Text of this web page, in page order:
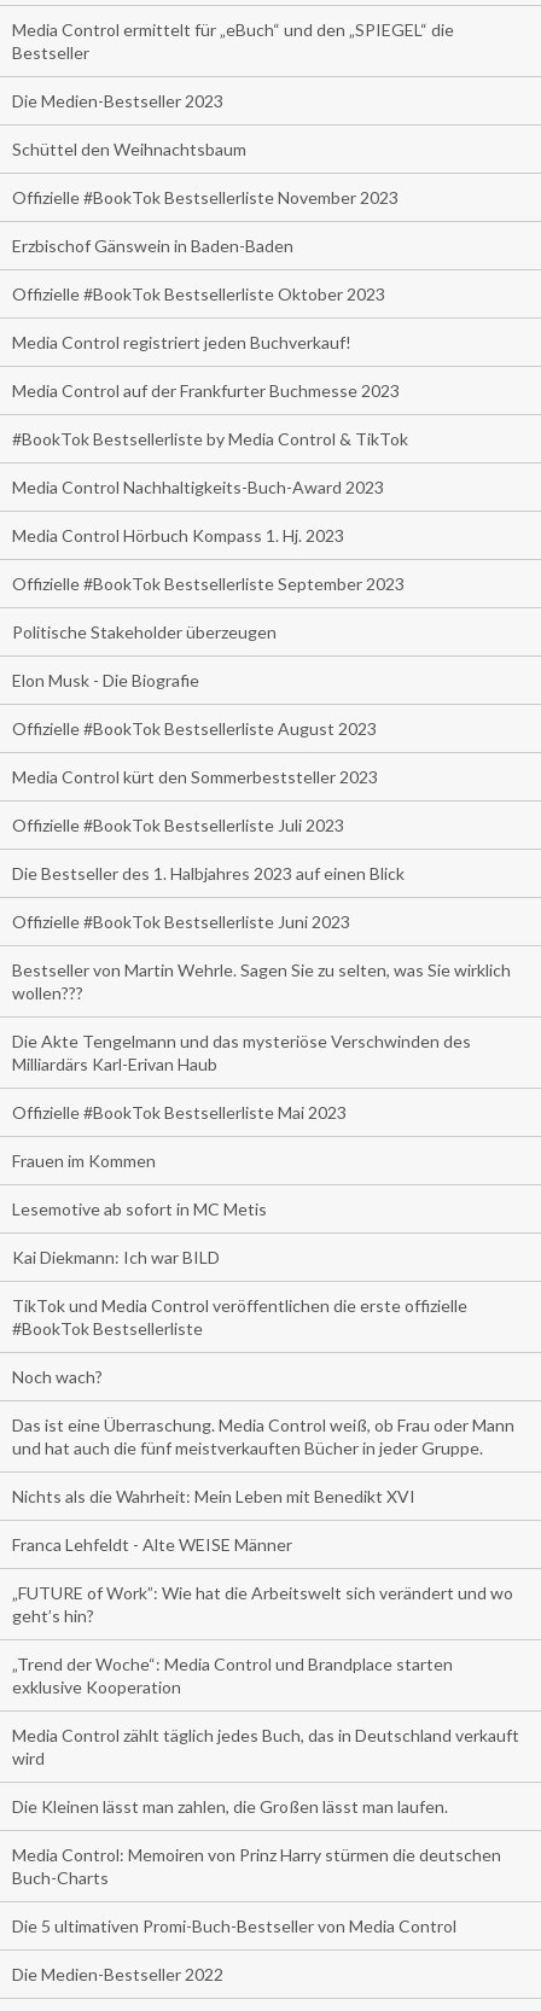
Media Control ermittelt für „eBuch“ und den „SPIEGEL“ die
Bestseller
Die Medien-Bestseller 2023
Schüttel den Weihnachtsbaum
Offizielle #BookTok Bestsellerliste November 2023
Erzbischof Gänswein in Baden-Baden
Offizielle #BookTok Bestsellerliste Oktober 2023
Media Control registriert jeden Buchverkauf!
Media Control auf der Frankfurter Buchmesse 2023
#BookTok Bestsellerliste by Media Control & TikTok
Media Control Nachhaltigkeits-Buch-Award 2023
Media Control Hörbuch Kompass 1. Hj. 2023
Offizielle #BookTok Bestsellerliste September 2023
Politische Stakeholder überzeugen
Elon Musk - Die Biografie
Offizielle #BookTok Bestsellerliste August 2023
Media Control kürt den Sommerbeststeller 2023
Offizielle #BookTok Bestsellerliste Juli 2023
Die Bestseller des 1. Halbjahres 2023 auf einen Blick
Offizielle #BookTok Bestsellerliste Juni 2023
Bestseller von Martin Wehrle. Sagen Sie zu selten, was Sie wirklich
wollen???
Die Akte Tengelmann und das mysteriöse Verschwinden des
Milliardärs Karl-Erivan Haub
Offizielle #BookTok Bestsellerliste Mai 2023
Frauen im Kommen
Lesemotive ab sofort in MC Metis
Kai Diekmann: Ich war BILD
TikTok und Media Control veröffentlichen die erste offizielle
#BookTok Bestsellerliste
Noch wach?
Das ist eine Überraschung. Media Control weiß, ob Frau oder Mann
und hat auch die fünf meistverkauften Bücher in jeder Gruppe.
Nichts als die Wahrheit: Mein Leben mit Benedikt XVI
Franca Lehfeldt - Alte WEISE Männer
„FUTURE of Work”: Wie hat die Arbeitswelt sich verändert und wo
geht’s hin?
„Trend der Woche“: Media Control und Brandplace starten
exklusive Kooperation
Media Control zählt täglich jedes Buch, das in Deutschland verkauft
wird
Die Kleinen lässt man zahlen, die Großen lässt man laufen.
Media Control: Memoiren von Prinz Harry stürmen die deutschen
Buch-Charts
Die 5 ultimativen Promi-Buch-Bestseller von Media Control
Die Medien-Bestseller 2022